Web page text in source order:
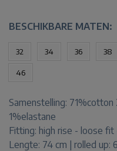
BESCHIKBARE MATEN:
32 34 36 38
46
Samenstelling:
1%elastane
Fitting: high rise - loose fit
Lengte: 74 cm | rolled up: